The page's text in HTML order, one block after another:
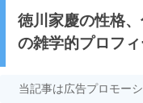
徳川家慶の性格
の雑学的プロフ
当記事は広告プロモー